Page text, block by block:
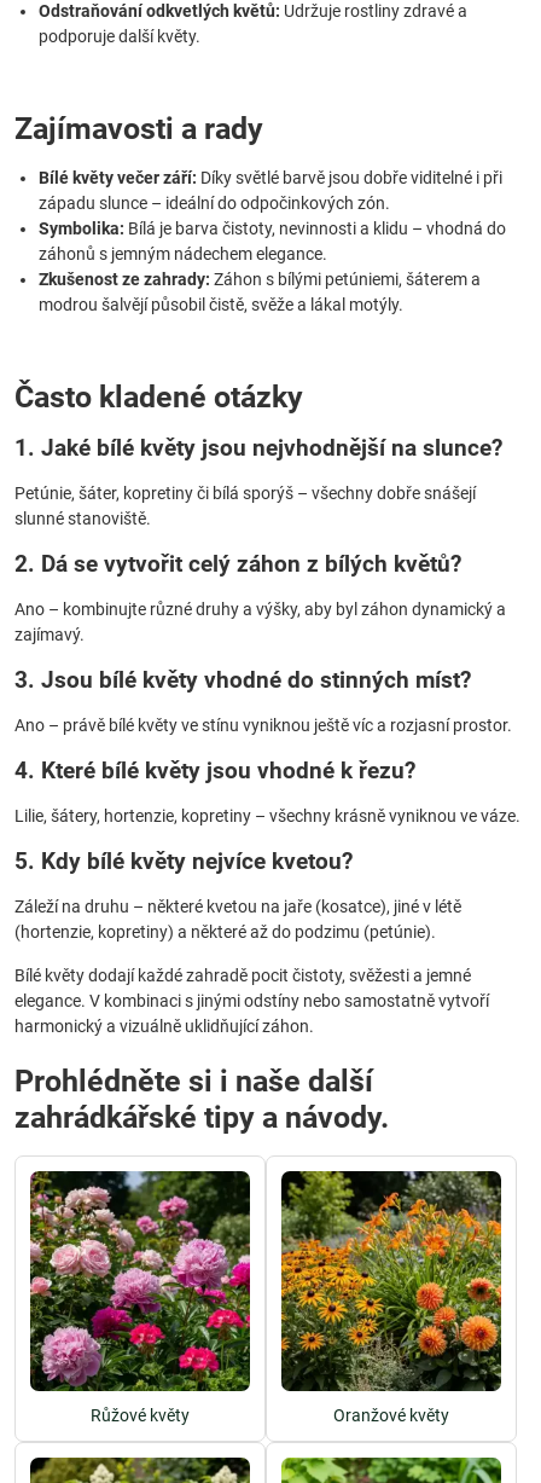
Odstraňování odkvetlých květů: Udržuje rostliny zdravé a
podporuje další květy.
Zajímavosti a rady
Bílé květy večer září: Díky světlé barvě jsou dobře viditelné i při
západu slunce – ideální do odpočinkových zón.
Symbolika: Bílá je barva čistoty, nevinnosti a klidu – vhodná do
záhonů s jemným nádechem elegance.
Zkušenost ze zahrady: Záhon s bílými petúniemi, šáterem a
modrou šalvějí působil čistě, svěže a lákal motýly.
Často kladené otázky
1. Jaké bílé květy jsou nejvhodnější na slunce?
Petúnie, šáter, kopretiny či bílá sporýš – všechny dobře snášejí
slunné stanoviště.
2. Dá se vytvořit celý záhon z bílých květů?
Ano – kombinujte různé druhy a výšky, aby byl záhon dynamický a
zajímavý.
3. Jsou bílé květy vhodné do stinných míst?
Ano – právě bílé květy ve stínu vyniknou ještě víc a rozjasní prostor.
4. Které bílé květy jsou vhodné k řezu?
Lilie, šátery, hortenzie, kopretiny – všechny krásně vyniknou ve váze.
5. Kdy bílé květy nejvíce kvetou?
Záleží na druhu – některé kvetou na jaře (kosatce), jiné v létě
(hortenzie, kopretiny) a některé až do podzimu (petúnie).
Bílé květy dodají každé zahradě pocit čistoty, svěžesti a jemné
elegance. V kombinaci s jinými odstíny nebo samostatně vytvoří
harmonický a vizuálně uklidňující záhon.
Prohlédněte si i naše další
zahrádkářské tipy a návody.
Růžové květy Oranžové květy